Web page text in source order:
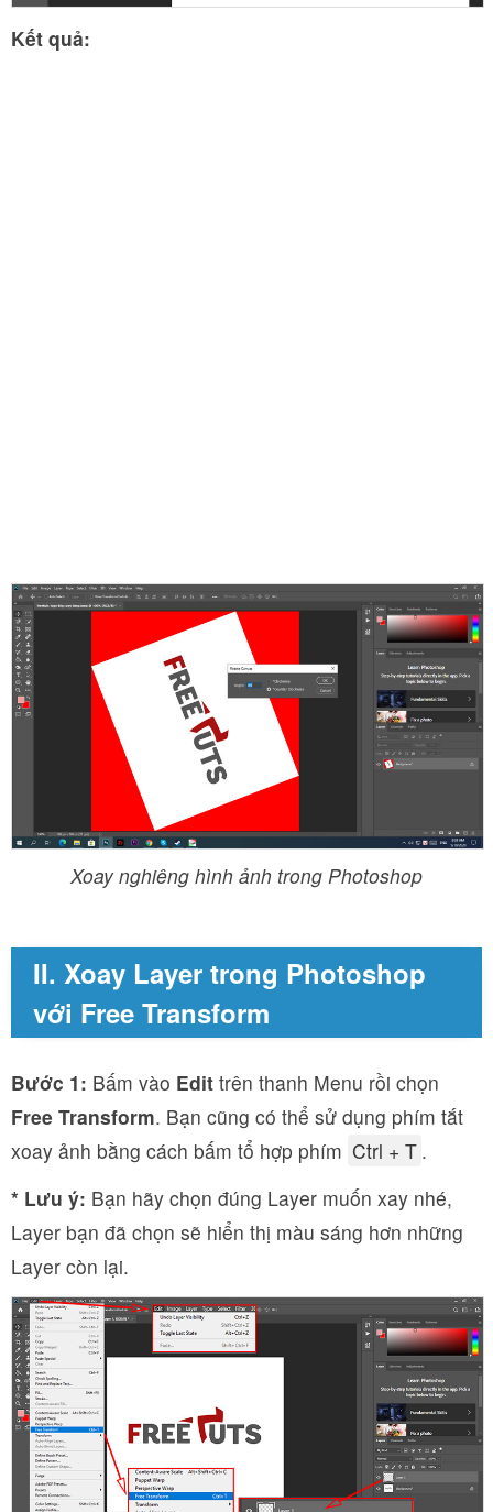
Kết quả:
Xoay nghiêng hình ảnh trong Photoshop
II. Xoay Layer trong Photoshop
với Free Transform
Bước 1: Bấm vào Edit trên thanh Menu rồi chọn
Free Transform. Bạn cũng có thể sử dụng phím tắt
xoay ảnh bằng cách bấm tổ hợp phím Ctrl + T .
* Lưu ý: Bạn hãy chọn đúng Layer muốn xay nhé,
Layer bạn đã chọn sẽ hiển thị màu sáng hơn những
Layer còn lại.